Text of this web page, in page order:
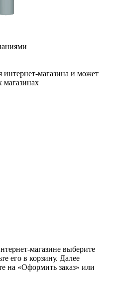
интернет-магазина и может
магазинах
магазине выберите
его в корзину. Далее
на «Оформить заказ» или